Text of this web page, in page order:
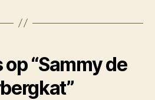
“Sammy de